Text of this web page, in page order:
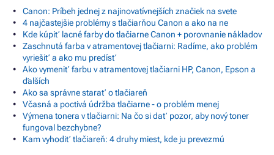
Canon: Príbeh jednej z najinovatívnejších značiek na svete
4 najčastejšie problémy s tlačiarňou Canon a ako na ne
Kde kúpiť lacné farby do tlačiarne Canon + porovnanie nákladov
Zaschnutá farba v atramentovej tlačiarni: Radíme, ako problém
vyriešiť a ako mu predísť
Ako vymeniť farbu v atramentovej tlačiarni HP, Canon, Epson a
ďalších
Ako sa správne starať o tlačiareň
Včasná a poctivá údržba tlačiarne - o problém menej
Výmena tonera v tlačiarni: Na čo si dať pozor, aby nový toner
fungoval bezchybne?
Kam vyhodiť tlačiareň: 4 druhy miest, kde ju prevezmú